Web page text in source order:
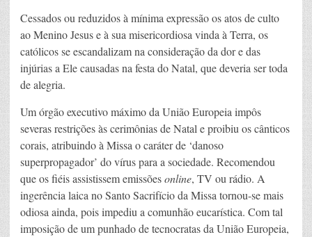
Cessados ou reduzidos à mínima expressão os atos de culto
ao Menino Jesus e à sua misericordiosa vinda à Terra, os
católicos se escandalizam na consideração da dor e das
injúrias a Ele causadas na festa do Natal, que deveria ser toda
de alegria.
Um órgão executivo máximo da União Europeia impôs
severas restrições às cerimônias de Natal e proibiu os cânticos
corais, atribuindo à Missa o caráter de ‘danoso
superpropagador’ do vírus para a sociedade. Recomendou
que os fiéis assistissem emissõesonline, TV ou rádio. A
ingerência laica no Santo Sacrifício da Missa tornou-se mais
odiosa ainda, pois impediu a comunhão eucarística. Com tal
imposição de um punhado de tecnocratas da União Europeia,